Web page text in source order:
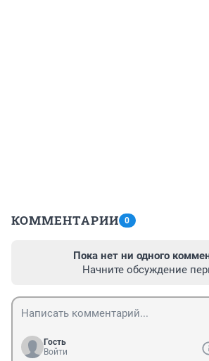
КОММЕНТАРИИ 0
Пока нет ни одного
Начните обсуждение
Гость
Войти